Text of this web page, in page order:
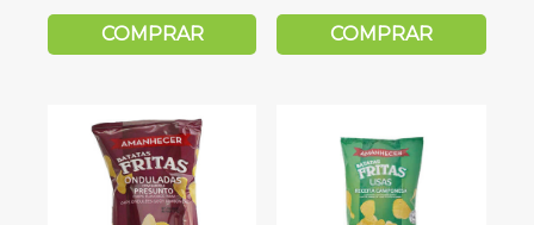
COMPRAR COMPRAR